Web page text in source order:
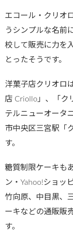
エコール・クリオ
うシンプルな名前
校して販売に力を
とったそうです。
洋菓子店クリオロ
店 Criollo」、「ク
テルニューオータ
市中央区三宮駅「
す。
糖質制限ケーキも
ン・Yahoo!ショッ
竹向原、中目黒、
ーキなどの通販販
す。